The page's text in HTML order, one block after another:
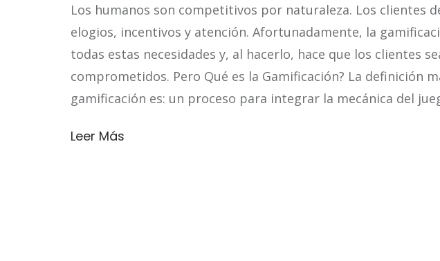
Los humanos son competitivos por naturaleza. Los clientes
elogios, incentivos y atención. Afortunadamente, la
todas estas necesidades y, al hacerlo, hace que los clientes
comprometidos. Pero Qué es la Gamificación? La definición
gamificación es: un proceso para integrar la mecánica del
Leer Más